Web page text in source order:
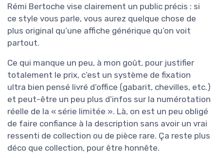
Rémi Bertoche vise clairement un public précis : si
ce style vous parle, vous aurez quelque chose de
plus original qu’une affiche générique qu’on voit
partout.
Ce qui manque un peu, à mon goût, pour justifier
totalement le prix, c’est un système de fixation
ultra bien pensé livré d’office (gabarit, chevilles, etc.)
et peut-être un peu plus d’infos sur la numérotation
réelle de la « série limitée ». Là, on est un peu obligé
de faire confiance à la description sans avoir un vrai
ressenti de collection ou de pièce rare. Ça reste plus
déco que collection, pour être honnête.